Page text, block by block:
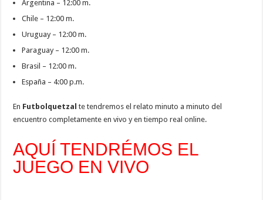
Argentina – 12:00 m.
Chile – 12:00 m.
Uruguay – 12:00 m.
Paraguay – 12:00 m.
Brasil – 12:00 m.
España – 4:00 p.m.
En Futbolquetzalte tendremos el relato minuto a minuto del
encuentro completamente en vivo y en tiempo real online.
AQUÍ TENDRÉMOS EL
JUEGO EN VIVO